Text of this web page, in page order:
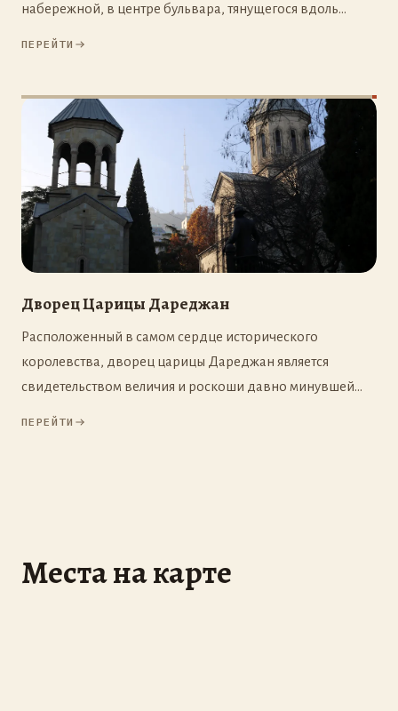
набережной, в центре бульвара, тянущегося вдоль
ПЕРЕЙТИ
Дворец Царицы Дареджан
Расположенный в самом сердце исторического
королевства, дворец царицы Дареджан является
свидетельством величия и роскоши давно минувшей
ПЕРЕЙТИ
Места на карте